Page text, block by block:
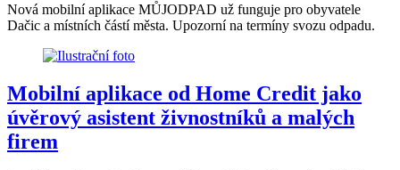
Nová mobilní aplikace MŮJODPAD už funguje pro obyvatele
Dačic a místních částí města. Upozorní na termíny svozu odpadu.
Mobilní aplikace od Home Credit jako
úvěrový asistent živnostníků a malých
firem